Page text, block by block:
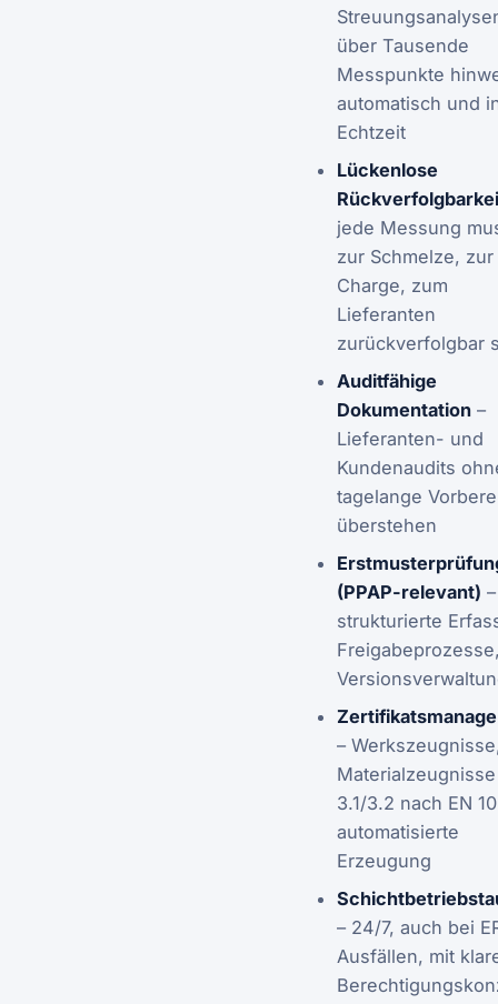
über Tausende
Messpunkte
automatisch und
Echtzeit
Lückenlose
jede Messung
zur Schmelze, zur
Charge, zum
Lieferanten
zurückverfolgbar
Auditfähige
Dokumentation–
Lieferanten- und
Kundenaudits
tagelange
überstehen
(PPAP-relevant) –
strukturierte
–
Materialzeugnisse
3.1/3.2 nach EN
automatisierte
Erzeugung
– 24/7, auch bei
Ausfällen, mit